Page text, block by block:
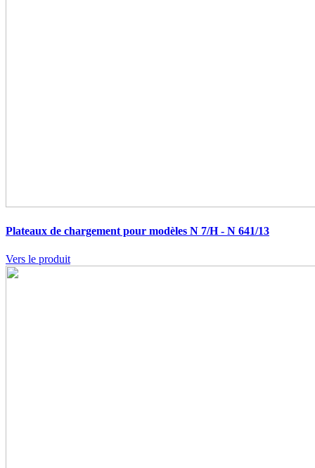
Plateaux de chargement pour modèles N 7/H - N 641/13
Vers le produit